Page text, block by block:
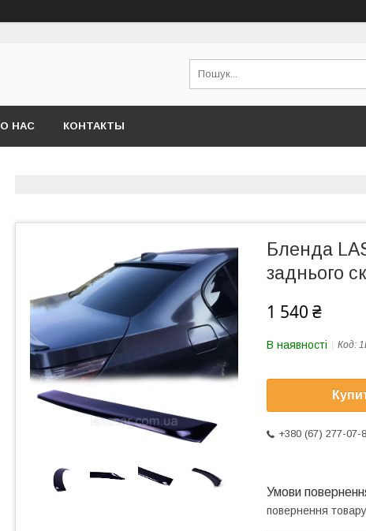
О НАС КОНТАКТЫ
Бленда
заднього
1 540 ₴
В наявності Код:
+380 (67) 277-07-
повернення